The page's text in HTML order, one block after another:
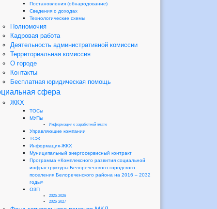
Постановления (обнародование)
Сведения о доходах
Технологические схемы
Полномочия
Кадровая работа
Деятельность административной комиссии
Территориальная комиссия
О городе
Контакты
Бесплатная юридическая помощь
сфера
ЖКХ
ТОСы
МУПы
Информация о заработной плате
Управляющие компании
ТСЖ
Информация-ЖКХ
Муниципальный энергосервисный контракт
Программа «Комплексного развития социальной
инфраструктуры Белореченского городского
поселения Белореченского района на 2016 – 2032
годы»
ОЗП
2025-2026
2026-2027